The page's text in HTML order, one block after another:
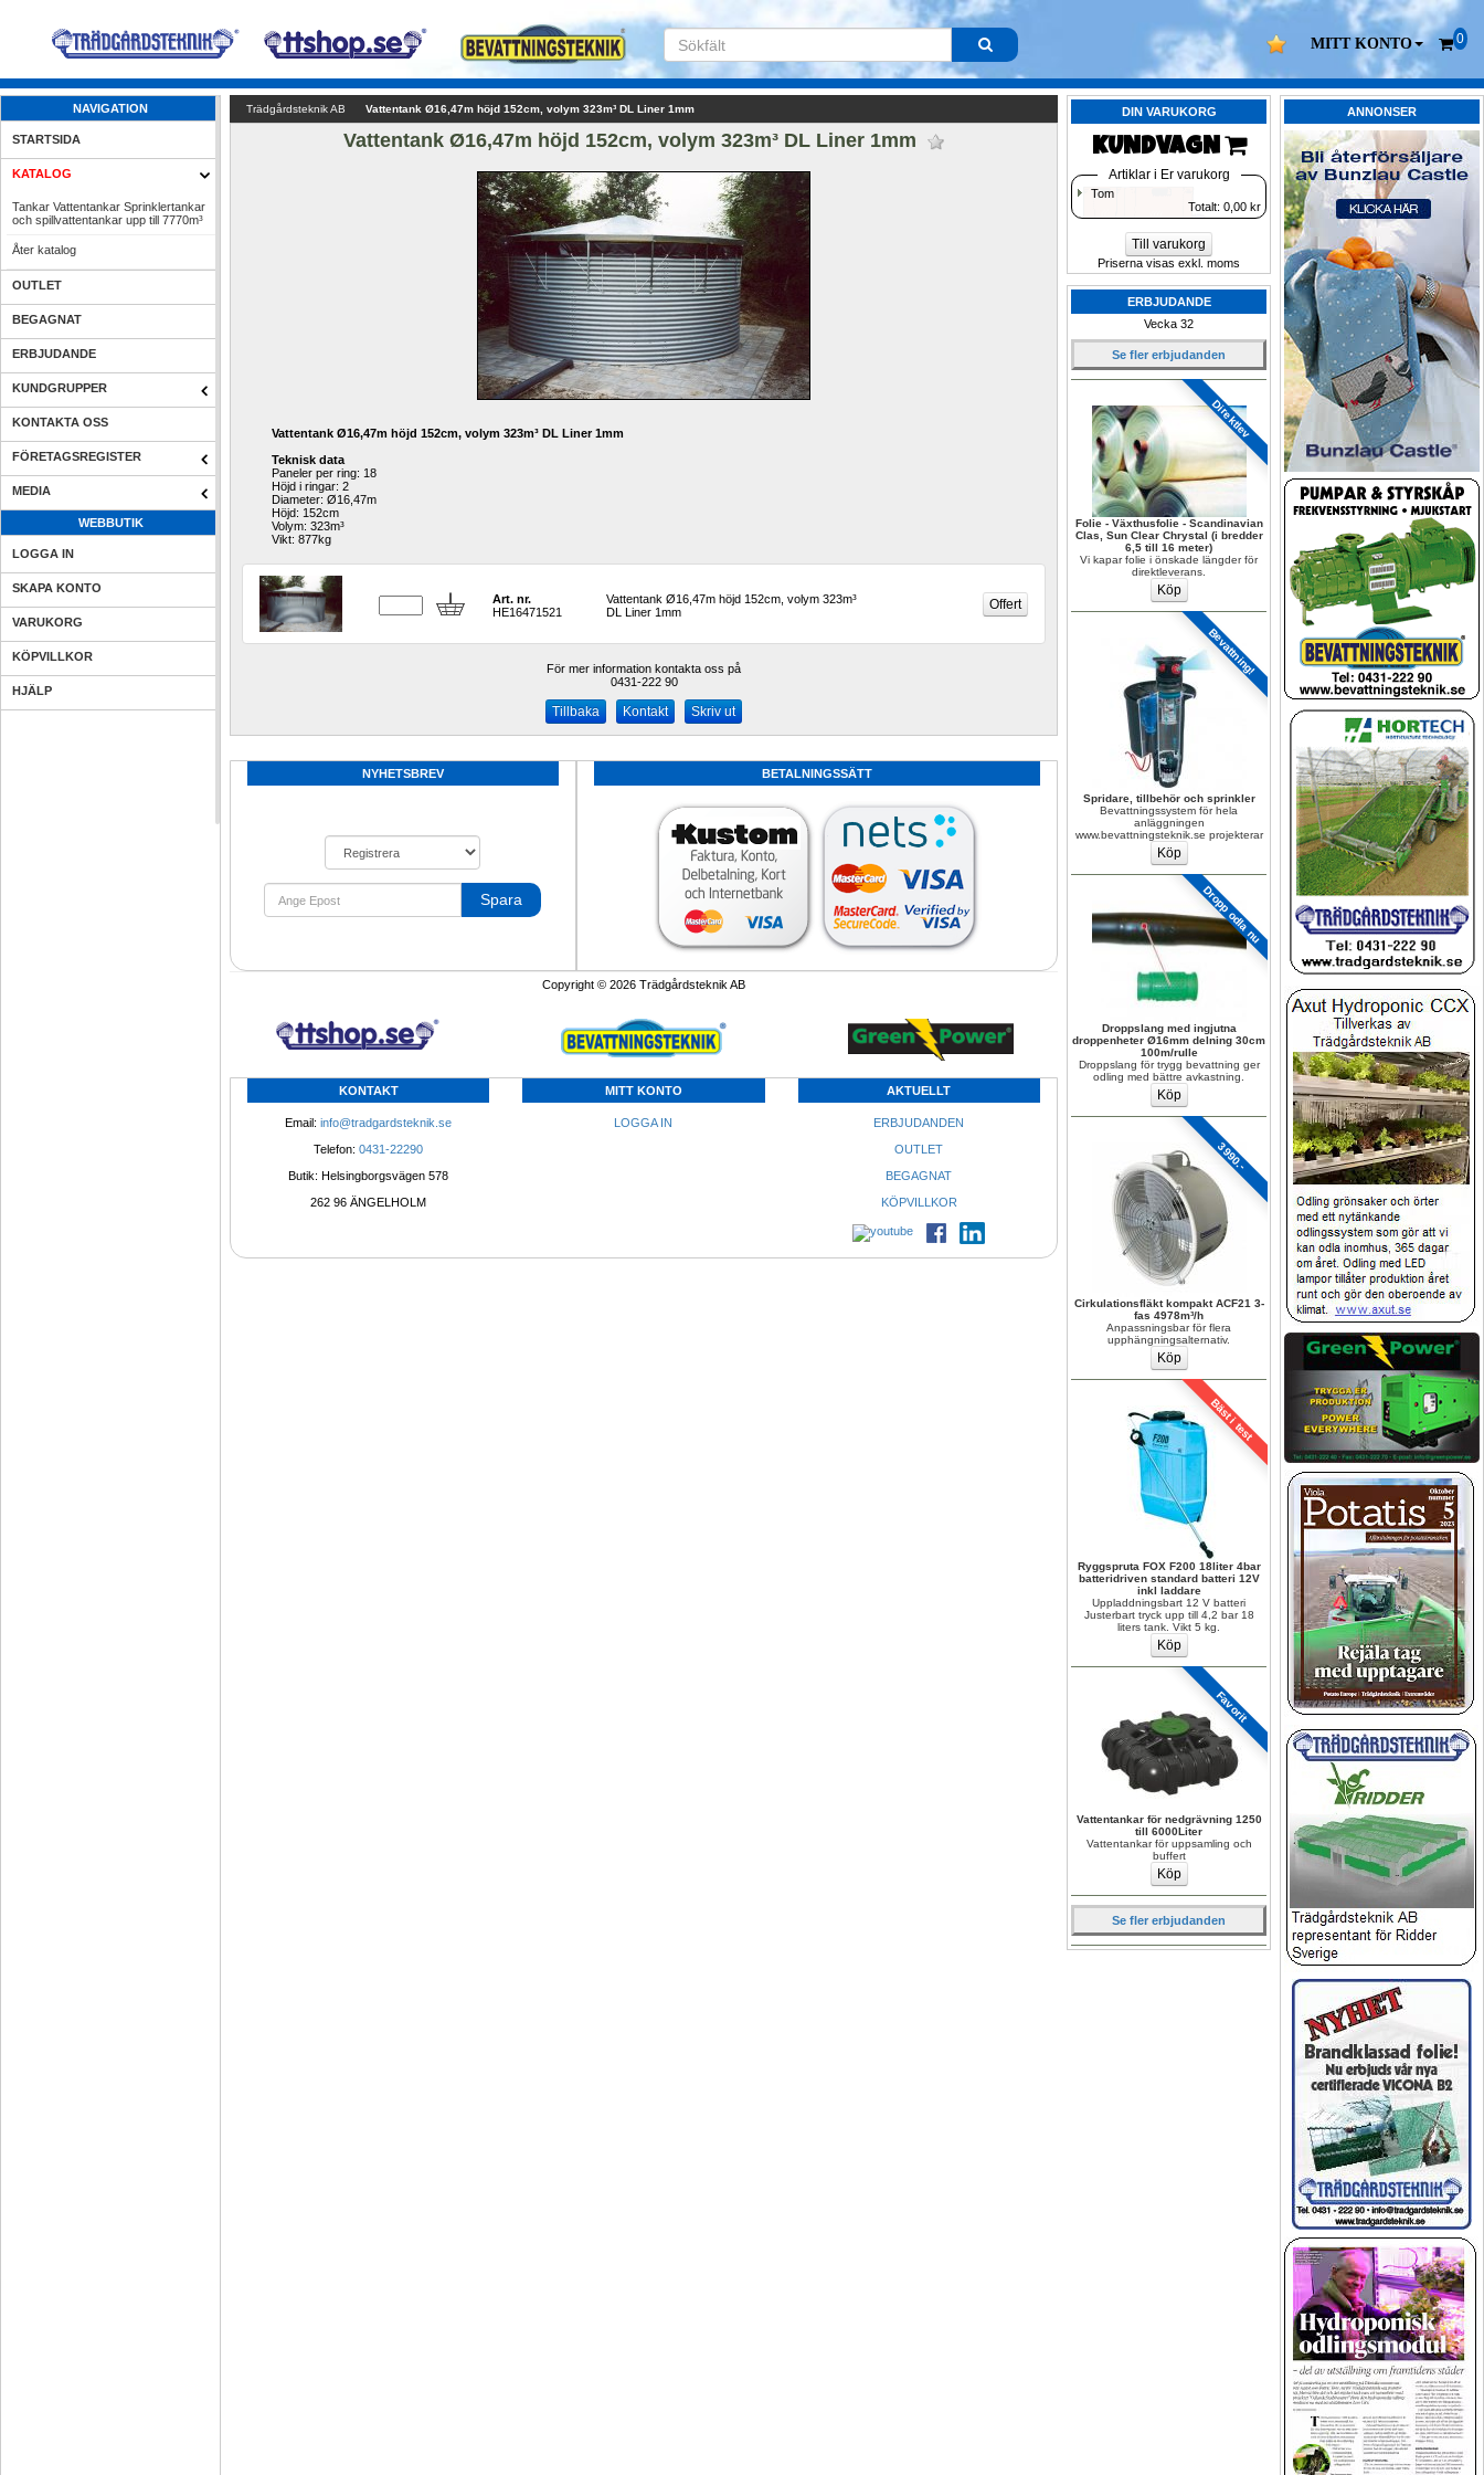
MITT KONTO 0
NAVIGATION
STARTSIDA
KATALOG
Tankar Vattentankar Sprinklertankar
och spillvattentankar upp till 7770m³
Åter katalog
OUTLET
BEGAGNAT
ERBJUDANDE
KUNDGRUPPER
KONTAKTA OSS
FÖRETAGSREGISTER
MEDIA
WEBBUTIK
LOGGA IN
SKAPA KONTO
VARUKORG
KÖPVILLKOR
HJÄLP
ANNONSER
DIN VARUKORG
KUNDVAGN
Artiklar i Er varukorg
Tom
Totalt: 0,00 kr
Till varukorg
Priserna visas exkl. moms
ERBJUDANDE
Vecka 32
Se fler erbjudanden
Direktlev
Folie - Växthusfolie - Scandinavian
Clas, Sun Clear Chrystal (i bredder
6,5 till 16 meter)
Vi kapar folie i önskade längder för
direktleverans.
Bevattning!
Spridare, tillbehör och sprinkler
Bevattningssystem för hela
anläggningen
www.bevattningsteknik.se projekterar
Dropp odla nu
Droppslang med ingjutna
droppenheter Ø16mm delning 30cm
100m/rulle
Droppslang för trygg bevattning ger
odling med bättre avkastning.
3990.-
Cirkulationsfläkt kompakt ACF21 3-
fas 4978m³/h
Anpassningsbar för flera
upphängningsalternativ.
Bäst i test
Ryggspruta FOX F200 18liter 4bar
batteridriven standard batteri 12V
inkl laddare
Uppladdningsbart 12 V batteri
Justerbart tryck upp till 4,2 bar 18
liters tank. Vikt 5 kg.
Favorit
Vattentankar för nedgrävning 1250
till 6000Liter
Vattentankar för uppsamling och
buffert
Se fler erbjudanden
Trädgårdsteknik AB Vattentank Ø16,47m höjd 152cm, volym 323m³ DL Liner 1mm
Vattentank Ø16,47m höjd 152cm, volym 323m³ DL Liner 1mm
Vattentank Ø16,47m höjd 152cm, volym 323m³ DL Liner 1mm
Teknisk data
Paneler per ring: 18
Höjd i ringar: 2
Diameter: Ø16,47m
Höjd: 152cm
Volym: 323m³
Vikt: 877kg
Art. nr.
HE16471521
Vattentank Ø16,47m höjd 152cm, volym 323m³
DL Liner 1mm
För mer information kontakta oss på
0431-222 90
Kontakt Skriv ut
NYHETSBREV
Spara
BETALNINGSSÄTT
Copyright © 2026 Trädgårdsteknik AB
KONTAKT
Email: info@tradgardsteknik.se
Telefon: 0431-22290
Butik: Helsingborgsvägen 578
262 96 ÄNGELHOLM
MITT KONTO
LOGGA IN
AKTUELLT
ERBJUDANDEN
OUTLET
BEGAGNAT
KÖPVILLKOR